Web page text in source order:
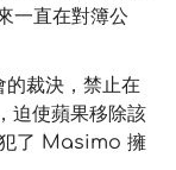
一直在對簿公
裁決，禁止在
迫使蘋果移除該
犯了 Masimo 擁